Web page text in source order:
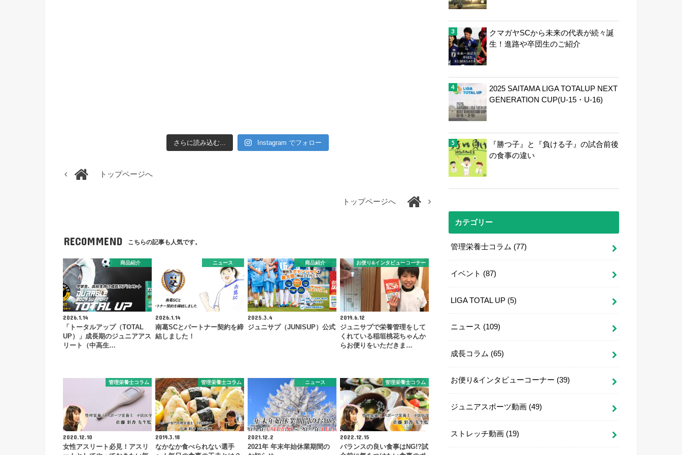
さらに読み込む... Instagram でフォロー
トップページへ
トップページへ
RECOMMEND こちらの記事も人気です。
商品紹介
2026.1.14
「トータルアップ（TOTAL
UP）」成長期のジュニアアス
リート（中高生…
ニュース
2026.1.14
南葛SCとパートナー契約を締
結しました！
商品紹介
2025.3.4
ジュニサプ（JUNISUP）公式
お便り&インタビューコーナー
2019.6.12
ジュニサプで栄養管理をして
くれている稲垣桃花ちゃんか
らお便りをいただきま…
管理栄養士コラム
2020.12.10
女性アスリート必見！アスリ
管理栄養士コラム
2019.3.18
なかなか食べられない選手
ニュース
2021.12.2
2021年 年末年始休業期間の
管理栄養士コラム
2022.12.15
バランスの良い食事はNG!?試
クマガヤSCから未来の代表が続々誕
生！進路や卒団生のご紹介
2025 SAITAMA LIGA TOTALUP NEXT
GENERATION CUP(U-15・U-16)
『勝つ子』と『負ける子』の試合前後
の食事の違い
カテゴリー
管理栄養士コラム (77)
イベント (87)
LIGA TOTAL UP (5)
ニュース (109)
成長コラム (65)
お便り&インタビューコーナー (39)
ジュニアスポーツ動画 (49)
ストレッチ動画 (19)